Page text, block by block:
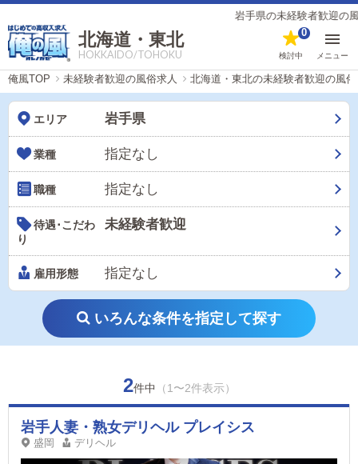
岩手県の未経験者歓迎の風
北海道・東北
HOKKAIDO/TOHOKU 検討中
0
メニュー
俺風TOP 未経験者歓迎の風俗求人 北海道・東北の未経験者歓迎の風
エリア 岩手県
業種 指定なし
職種 指定なし
待遇･こだわ
り
未経験者歓迎
雇用形態 指定なし
いろんな条件を指定して探す
2件中 （1〜2件表示）
岩手人妻・熟女デリヘル プレイシス
盛岡 デリヘル